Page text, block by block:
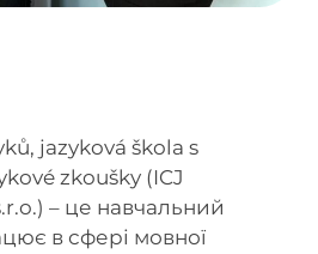
jazyková škola s
zkoušky (ICJ
– це навчальний
в сфері мовної